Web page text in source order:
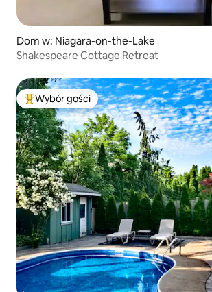
Dom w: Niagara-on-the-Lake
Shakespeare Cottage Retreat
Najpopularniejsze z kategorii Wybór gości
Wybór gości